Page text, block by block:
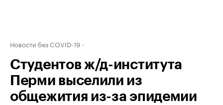
Новости без COVID-19
Студентов ж/д-института
Перми выселили из
общежития из-за эпидемии